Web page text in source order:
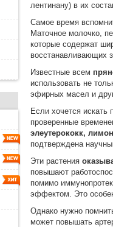
лентинану) в их
Самое время
Маточное молочко,
которые содержат
восстанавливающих
Известные всем
использовать не
эфирных масел и
Если хочется искать
проверенные
элеутерококк,
подтверждена
Эти растения
повышают
помимо
эффектом. Это
Однако нужно
может повышать